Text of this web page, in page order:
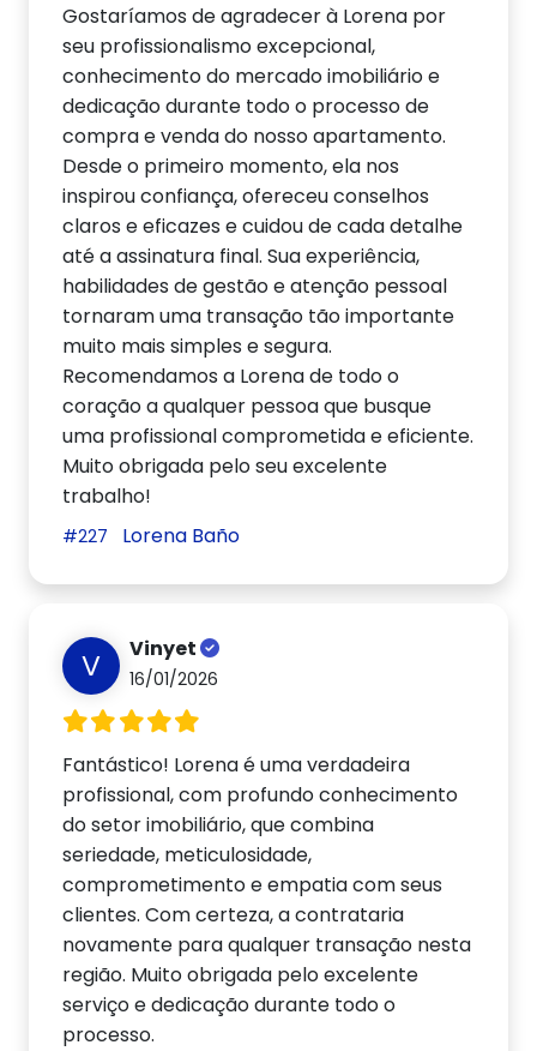
Gostaríamos de agradecer à Lorena por
seu profissionalismo excepcional,
conhecimento do mercado imobiliário e
dedicação durante todo o processo de
compra e venda do nosso apartamento.
Desde o primeiro momento, ela nos
inspirou confiança, ofereceu conselhos
claros e eficazes e cuidou de cada detalhe
até a assinatura final. Sua experiência,
habilidades de gestão e atenção pessoal
tornaram uma transação tão importante
muito mais simples e segura.
Recomendamos a Lorena de todo o
coração a qualquer pessoa que busque
uma profissional comprometida e eficiente.
Muito obrigada pelo seu excelente
trabalho!
#227 Lorena Baño
V Vinyet
16/01/2026
Fantástico! Lorena é uma verdadeira
profissional, com profundo conhecimento
do setor imobiliário, que combina
seriedade, meticulosidade,
comprometimento e empatia com seus
clientes. Com certeza, a contrataria
novamente para qualquer transação nesta
região. Muito obrigada pelo excelente
serviço e dedicação durante todo o
processo.